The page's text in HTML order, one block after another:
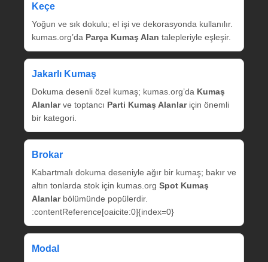
Keçe
Yoğun ve sık dokulu; el işi ve dekorasyonda kullanılır.
kumas.org’da Parça Kumaş Alan talepleriyle eşleşir.
Jakarlı Kumaş
Dokuma desenli özel kumaş; kumas.org’da Kumaş
Alanlarve toptancı Parti Kumaş Alanlariçin önemli
bir kategori.
Brokar
Kabartmalı dokuma deseniyle ağır bir kumaş; bakır ve
altın tonlarda stok için kumas.org Spot Kumaş
Alanlarbölümünde popülerdir.
:contentReference[oaicite:0]{index=0}
Modal